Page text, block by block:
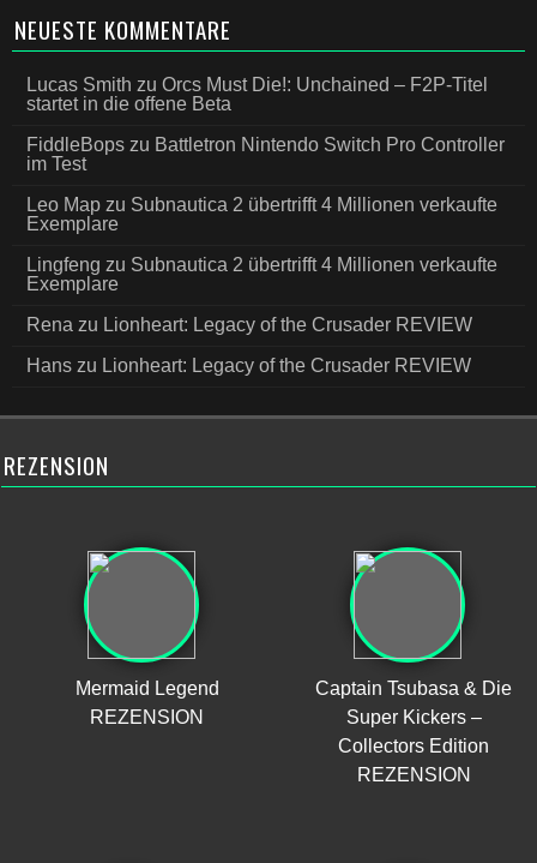
NEUESTE KOMMENTARE
Lucas Smith zu Orcs Must Die!: Unchained – F2P-Titel
startet in die offene Beta
FiddleBops zu Battletron Nintendo Switch Pro Controller
im Test
Leo Map zu Subnautica 2 übertrifft 4 Millionen verkaufte
Exemplare
Lingfeng zu Subnautica 2 übertrifft 4 Millionen verkaufte
Exemplare
Rena zu Lionheart: Legacy of the Crusader REVIEW
Hans zu Lionheart: Legacy of the Crusader REVIEW
REZENSION
Mermaid Legend
REZENSION
Captain Tsubasa & Die
Super Kickers –
Collectors Edition
REZENSION